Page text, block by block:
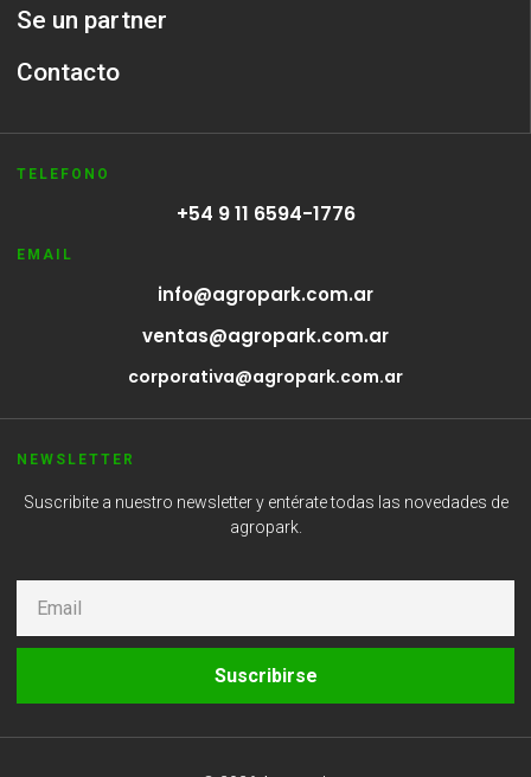
Se un partner
Contacto
TELEFONO
+54 9 11 6594-1776
EMAIL
info@agropark.com.ar
ventas@agropark.com.ar
corporativa@agropark.com.ar
NEWSLETTER
Suscribite a nuestro newsletter y entérate todas las novedades de
agropark.
Suscribirse